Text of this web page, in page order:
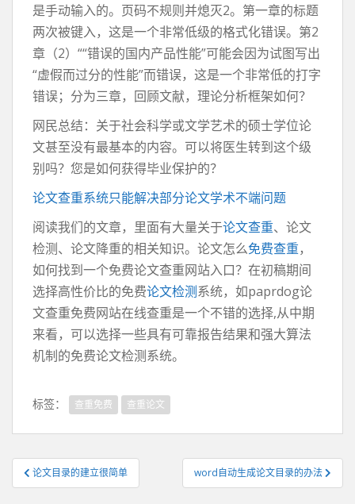
是手动输入的。页码不规则并熄灭2。第一章的标题
两次被键入，这是一个非常低级的格式化错误。第2
章（2）““错误的国内产品性能”可能会因为试图写出
“虚假而过分的性能”而错误，这是一个非常低的打字
错误；分为三章，回顾文献，理论分析框架如何？
网民总结：关于社会科学或文学艺术的硕士学位论
文甚至没有最基本的内容。可以将医生转到这个级
别吗？您是如何获得毕业保护的？
论文查重系统只能解决部分论文学术不端问题
阅读我们的文章，里面有大量关于论文查重、论文
检测、论文降重的相关知识。论文怎么免费查重，
如何找到一个免费论文查重网站入口？在初稿期间
选择高性价比的免费论文检测系统，如paprdog论
文查重免费网站在线查重是一个不错的选择,从中期
来看，可以选择一些具有可靠报告结果和强大算法
机制的免费论文检测系统。
标签： 查重免费 查重论文
文
章
论文目录的建立很简单 word自动生成论文目录的办法